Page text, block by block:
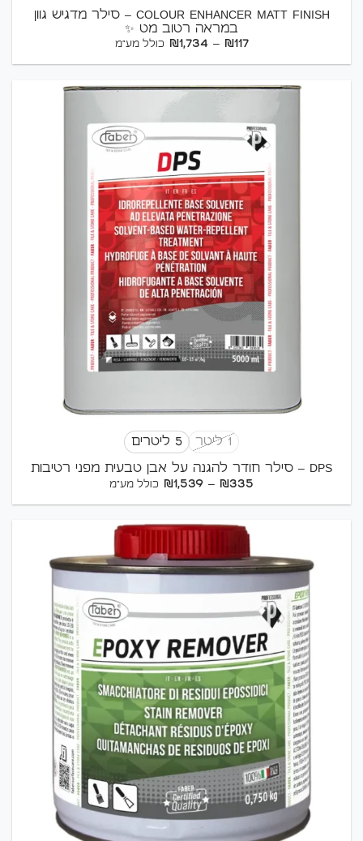
COLOUR ENHANCER MATT FINISH – סילר מדגיש גוון
במראה רטוב מט ✨
₪117
–
₪1,734 טווח
⁦₪117⁩
⁦₪1,734⁩
כולל מע"מ
1 ליטר
5 ליטרים
DPS – סילר חודר להגנה על אבן טבעית מפני רטיבות
₪335
–
₪1,539 טווח
כולל מע"מ